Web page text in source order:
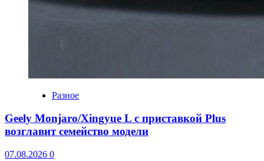
Разное
Geely Monjaro/Xingyue L с приставкой Plus
возглавит семейство модели
07.08.2026 0